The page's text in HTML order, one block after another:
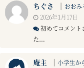
ちぐさ ｜ おおみ
2026年1月17日
初めてコメント
た...
庵主 ｜ 小学生か